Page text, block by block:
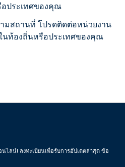
อประเทศของคุณ
มสถานที่ โปรดติดต่อหน่วยงาน
นท้องถิ่นหรือประเทศของคุณ
ไลน์! ลงทะเบียนเพื่อรับการอัปเดตล่าสุด ข้อ